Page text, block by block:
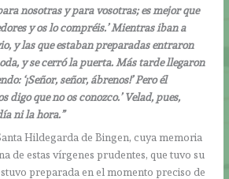
nosotras y para vosotras; es mejor que
y os lo compréis.’ Mientras iban a
y las que estaban preparadas entraron
y se cerró la puerta. Más tarde llegaron
‘¡Señor, señor, ábrenos!’ Pero él
digo que no os conozco.’ Velad, pues,
ni la hora.”
Hildegarda de Bingen, cuya memoria
de estas vírgenes prudentes, que tuvo su
preparada en el momento preciso de